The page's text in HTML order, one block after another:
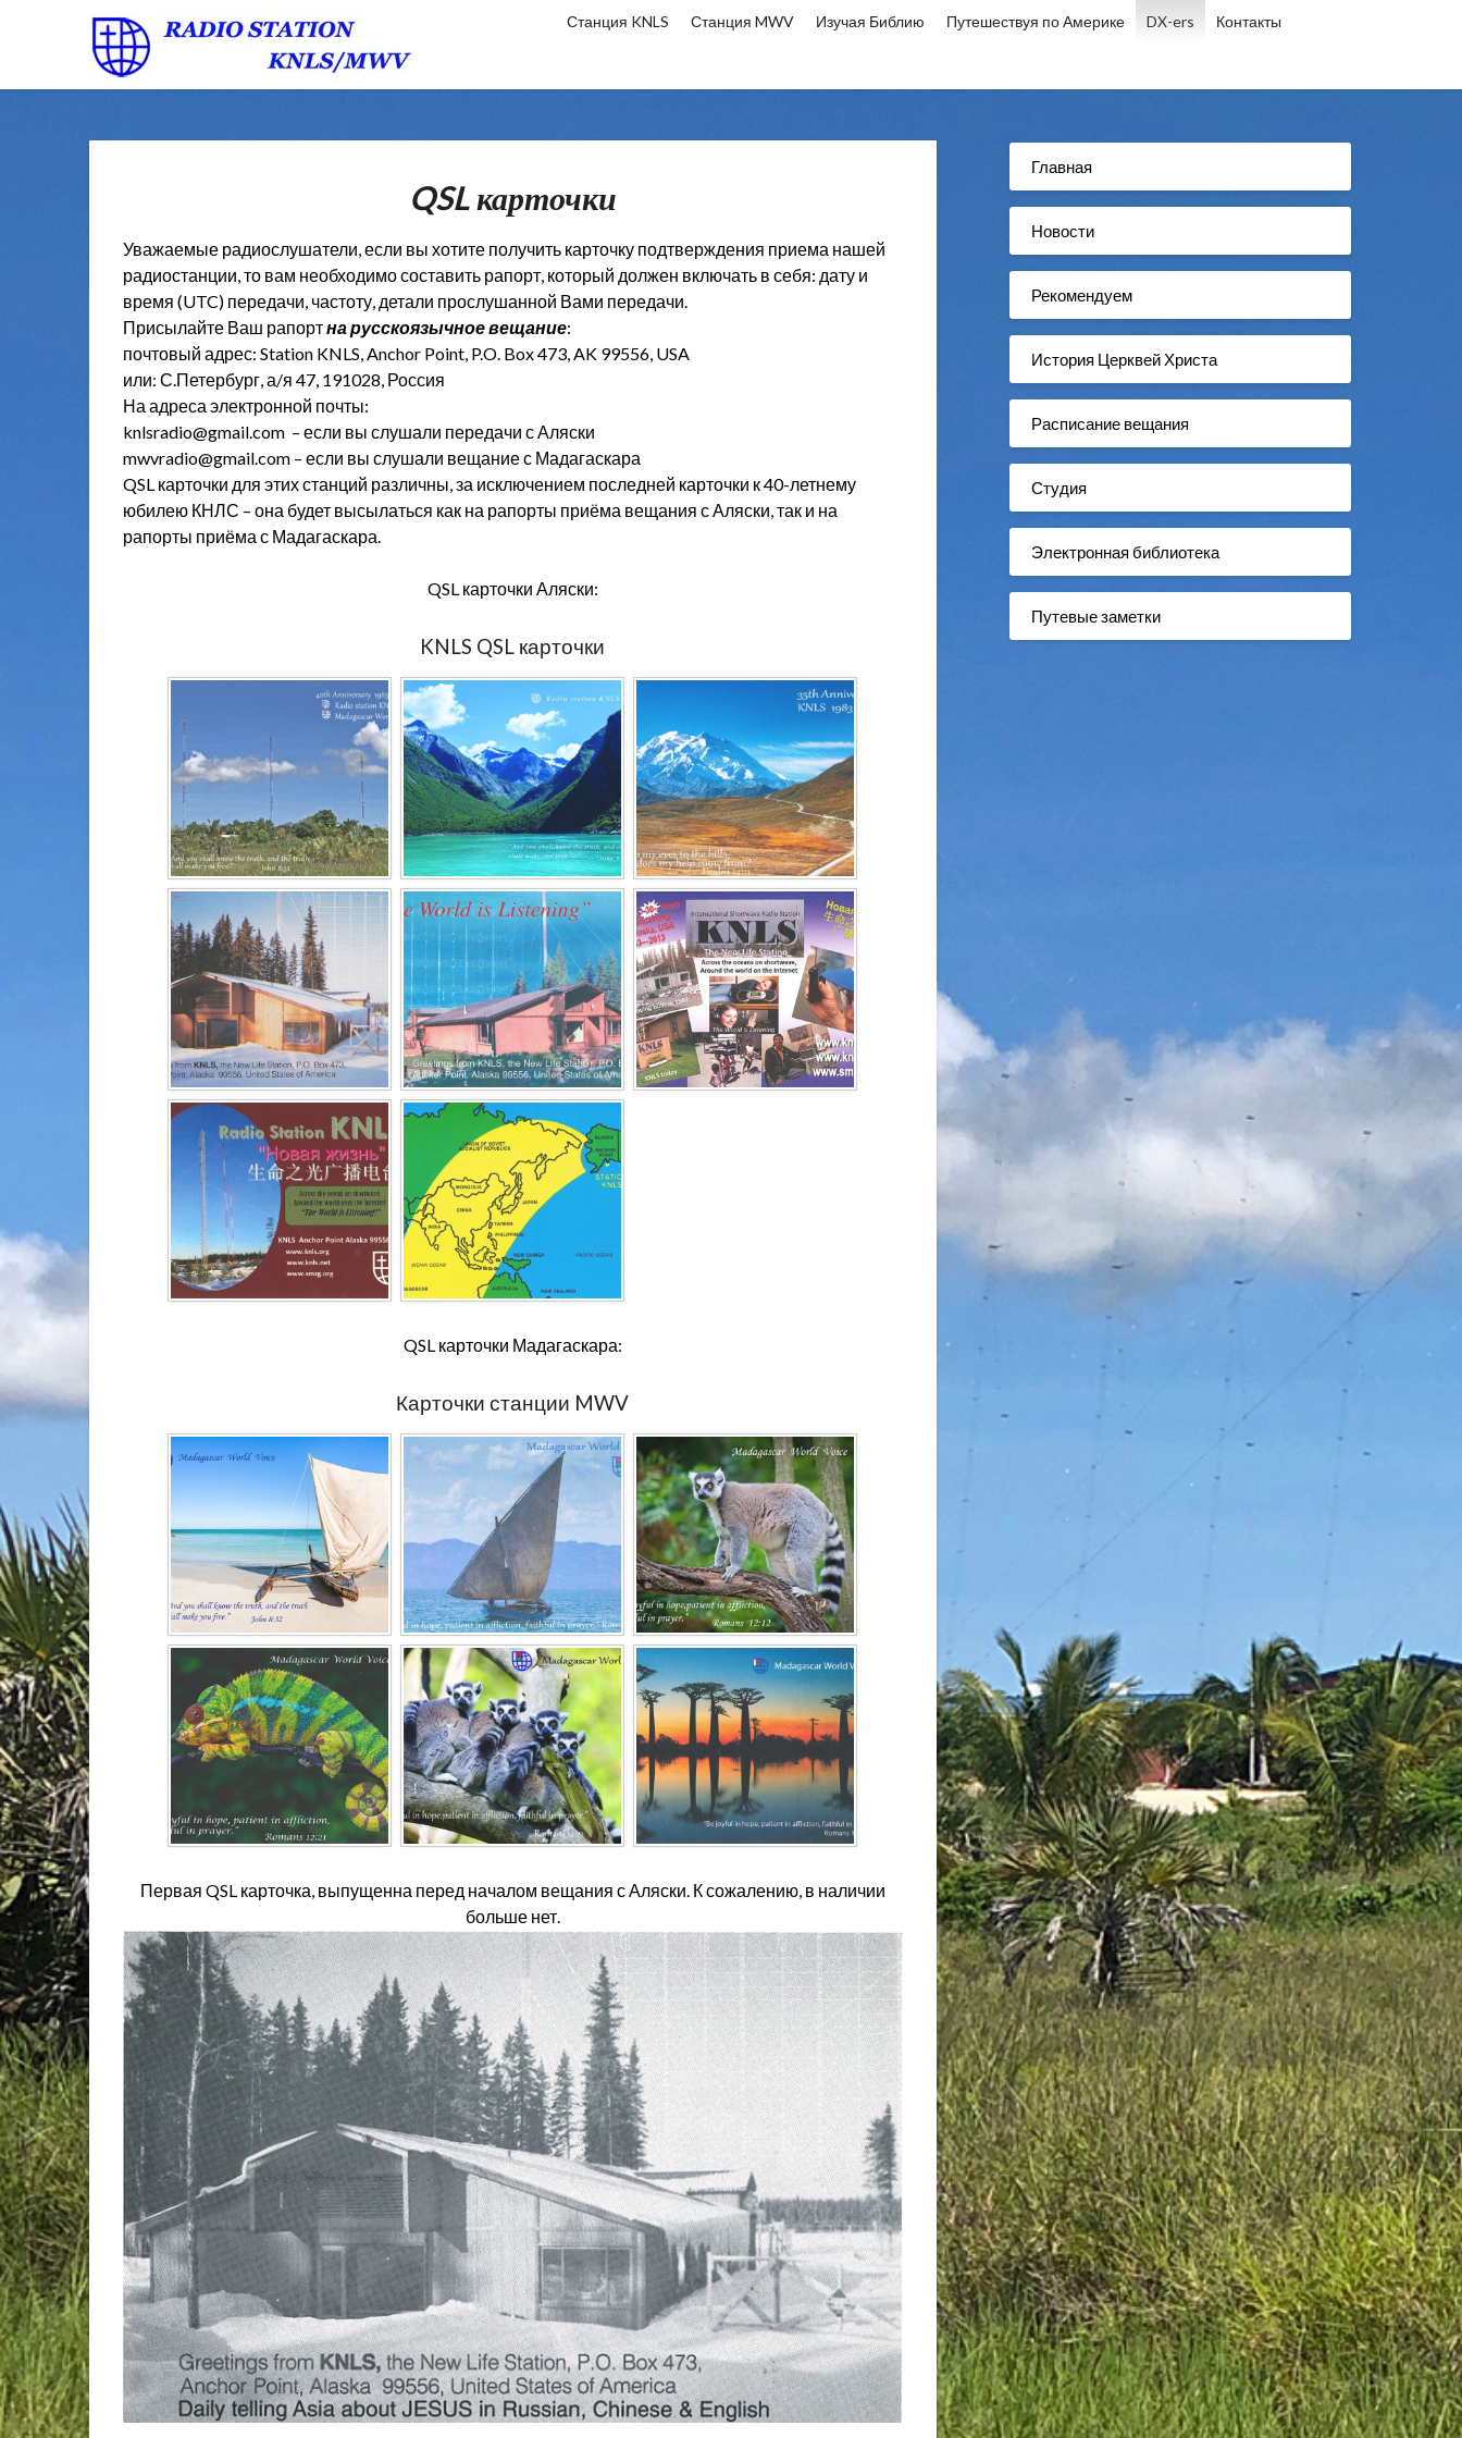
Станция KNLS Станция MWV Изучая Библию Путешествуя по Америке DX-ers Контакты
QSL карточки
Уважаемые радиослушатели, если вы хотите получить карточку подтверждения приема нашей
радиостанции, то вам необходимо составить рапорт, который должен включать в себя: дату и
время (UTC) передачи, частоту, детали прослушанной Вами передачи.
Присылайте Ваш рапортна русскоязычное вещание:
почтовый адрес: Station KNLS, Anchor Point, P.O. Box 473, AK 99556, USA
или: С.Петербург, а/я 47, 191028, Россия
На адреса электронной почты:
knlsradio@gmail.com – если вы слушали передачи с Аляски
mwvradio@gmail.com – если вы слушали вещание с Мадагаскара
QSL карточки для этих станций различны, за исключением последней карточки к 40-летнему
юбилею КНЛС – она будет высылаться как на рапорты приёма вещания с Аляски, так и на
рапорты приёма с Мадагаскара.
QSL карточки Аляски:
KNLS QSL карточки
QSL карточки Мадагаскара:
Карточки станции MWV
Первая QSL карточка, выпущенна перед началом вещания с Аляски. К сожалению, в наличии
больше нет.
Главная
Новости
Рекомендуем
История Церквей Христа
Расписание вещания
Студия
Электронная библиотека
Путевые заметки